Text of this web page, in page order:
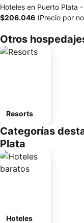
Hoteles en Puerto Plata -
‎$206.046 (Precio por
Otros
Resorts
Categorías
Plata
Hoteles